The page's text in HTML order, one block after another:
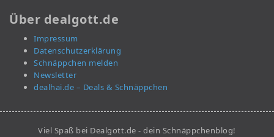
Über dealgott.de
Impressum
Datenschutzerklärung
Schnäppchen melden
Newsletter
dealhai.de – Deals & Schnäppchen
Viel Spaß bei Dealgott.de - dein Schnäppchenblog!